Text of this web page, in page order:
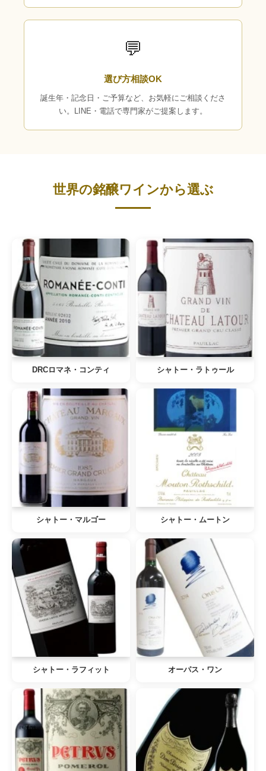
💬
選び方相談OK
誕生年・記念日・ご予算など、お気軽にご相談くださ
い。LINE・電話で専門家がご提案します。
世界の銘醸ワインから選ぶ
DRCロマネ・コンティ シャトー・ラトゥール
シャトー・マルゴー シャトー・ムートン
シャトー・ラフィット オーパス・ワン